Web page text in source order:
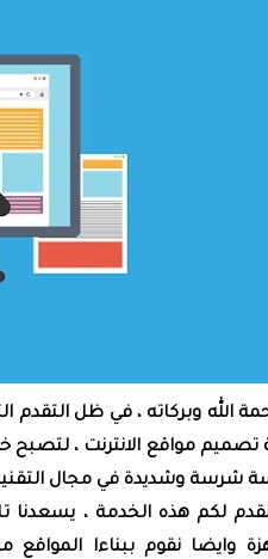
الله وبركاته ، في ظل
تصميم مواقع الانترنت ، لتصبح
شرسة وشديدة في مجال
لكم هذه الخدمة ،
وايضا نقوم ببناءا